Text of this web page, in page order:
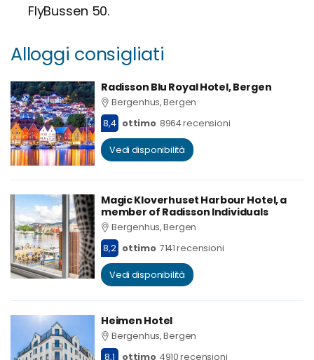
FlyBussen 50.
Alloggi consigliati
Radisson Blu Royal Hotel, Bergen
Bergenhus, Bergen
8,4 ottimo 8964 recensioni
Vedi disponibilità
Magic Kloverhuset Harbour Hotel, a
member of Radisson Individuals
Bergenhus, Bergen
8,2 ottimo 7141 recensioni
Vedi disponibilità
Heimen Hotel
Bergenhus, Bergen
8,1
ottimo 4910 recensioni